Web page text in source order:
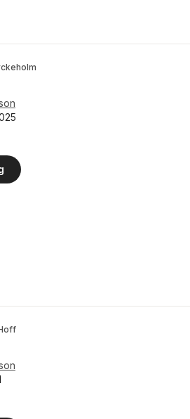
antal röster:
antal röster: